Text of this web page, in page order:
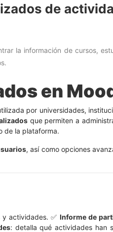
de
la información de cursos,
en
por universidades,
que permiten a
de la plataforma.
, así como opciones
y actividades. ✅Informe de
: detalla qué actividades han